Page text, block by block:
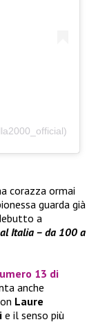
corazza ormai
guarda già
a
Italia – da 100 a
13 di
anche
Laure
e il senso più